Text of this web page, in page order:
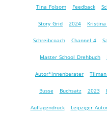
Tina Folsom Feedback
Story Grid 2024
Schreibcoach Channel 4
Master School Drehbuch
Autor*innenberater
Busse Buchsatz 2023
Auflagendruck Leipziger